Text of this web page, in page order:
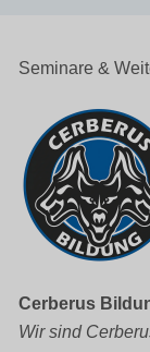
Seminare &
Cerberus
Wir sind